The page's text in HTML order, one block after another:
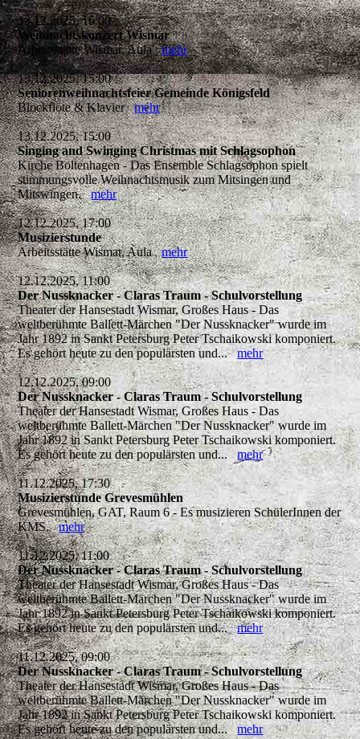
13.12.2025, 16:00
Weihnachtskonzert Wismar
Arbeitsstätte Wismar, Aulamehr
13.12.2025, 15:00
Seniorenweihnachtsfeier Gemeinde Königsfeld
Blockflöte & Klaviermehr
13.12.2025, 15:00
Singing and Swinging Christmas mit Schlagsophon
Kirche Boltenhagen - Das Ensemble Schlagsophon spielt
stimmungsvolle Weihnachtsmusik zum Mitsingen und
Mitswingen.mehr
12.12.2025, 17:00
Musizierstunde
Arbeitsstätte Wismar, Aulamehr
12.12.2025, 11:00
Der Nussknacker - Claras Traum - Schulvorstellung
Theater der Hansestadt Wismar, Großes Haus - Das
weltberühmte Ballett-Märchen "Der Nussknacker" wurde im
Jahr 1892 in Sankt Petersburg Peter Tschaikowski komponiert.
Es gehört heute zu den populärsten und...mehr
12.12.2025, 09:00
Der Nussknacker - Claras Traum - Schulvorstellung
Theater der Hansestadt Wismar, Großes Haus - Das
weltberühmte Ballett-Märchen "Der Nussknacker" wurde im
Jahr 1892 in Sankt Petersburg Peter Tschaikowski komponiert.
Es gehört heute zu den populärsten und...mehr
11.12.2025, 17:30
Musizierstunde Grevesmühlen
Grevesmühlen, GAT, Raum 6 - Es musizieren SchülerInnen der
KMS.mehr
11.12.2025, 11:00
Der Nussknacker - Claras Traum - Schulvorstellung
Theater der Hansestadt Wismar, Großes Haus - Das
weltberühmte Ballett-Märchen "Der Nussknacker" wurde im
Jahr 1892 in Sankt Petersburg Peter Tschaikowski komponiert.
Es gehört heute zu den populärsten und...mehr
11.12.2025, 09:00
Der Nussknacker - Claras Traum - Schulvorstellung
Theater der Hansestadt Wismar, Großes Haus - Das
weltberühmte Ballett-Märchen "Der Nussknacker" wurde im
Jahr 1892 in Sankt Petersburg Peter Tschaikowski komponiert.
Es gehört heute zu den populärsten und...mehr